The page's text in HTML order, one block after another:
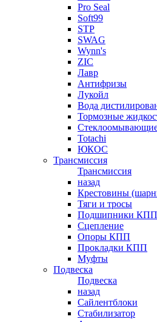
Pro Seal
Soft99
STP
SWAG
Wynn's
ZIC
Лавр
Антифризы
Лукойл
Вода
Тормозные
Totachi
ЮКОС
Трансмиссия
Трансмиссия
назад
Крестовины
Тяги и тросы
Подшипники КПП
Сцепление
Опоры КПП
Прокладки КПП
Муфты
Подвеска
Подвеска
назад
Сайлентблоки
Стабилизатор